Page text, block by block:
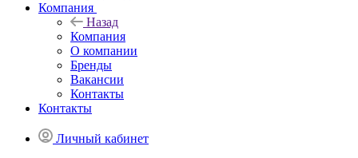
Компания
Назад
Компания
О компании
Бренды
Вакансии
Контакты
Контакты
Личный кабинет